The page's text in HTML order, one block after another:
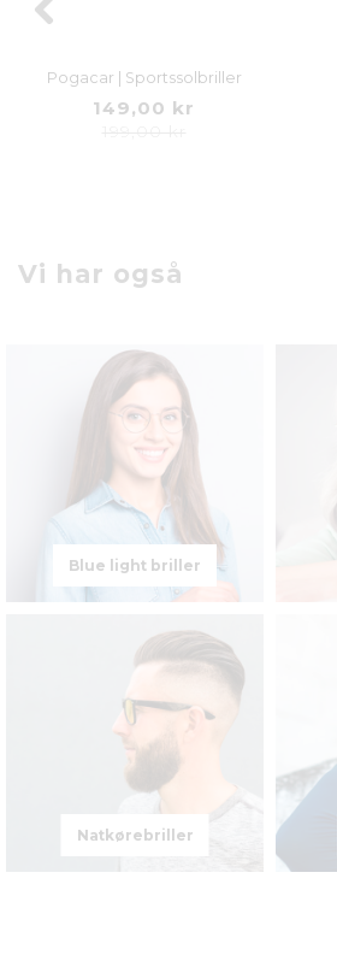
Pogacar | Sportssolbriller
149,00 kr
Vi har også
Blue light briller
Natkørebriller